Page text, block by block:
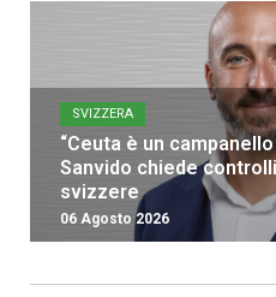
SVIZZERA
“Ceuta è un
Sanvido chiede
svizzere
06 Agosto 2026